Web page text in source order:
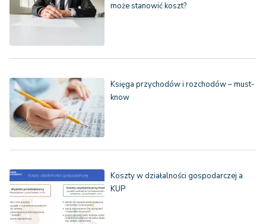
może stanowić koszt?
Księga przychodów i rozchodów – must-
know
Koszty w działalności gospodarczej a
KUP